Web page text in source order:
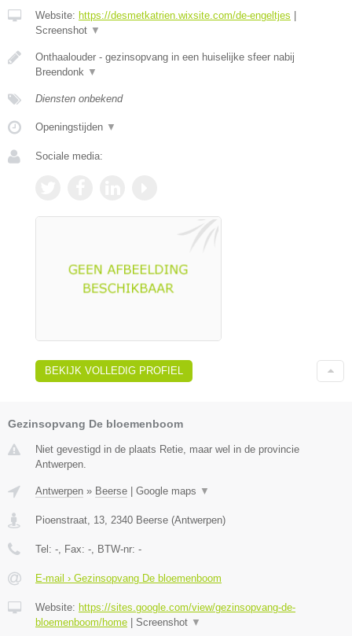
Website: https://desmetkatrien.wixsite.com/de-engeltjes
Screenshot ▼
Onthaalouder - gezinsopvang in een huiselijke sfeer nabij
Breendonk ▼
Diensten onbekend
Openingstijden ▼
Sociale media:
BEKIJK VOLLEDIG PROFIEL
Gezinsopvang De bloemenboom
Niet gevestigd in de plaats Retie, maar wel in de provincie
Antwerpen.
Antwerpen » Beerse Google maps ▼
Pioenstraat, 13 2340 Beerse (Antwerpen)
Tel: - , Fax: - , BTW-nr: -
E-mail › Gezinsopvang De bloemenboom
Website: https://sites.google.com/view/gezinsopvang-de-
bloemenboom/home
Screenshot ▼